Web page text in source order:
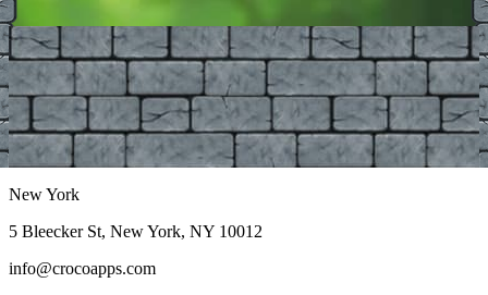
New York
5 Bleecker St, New York, NY 10012
info@crocoapps.com